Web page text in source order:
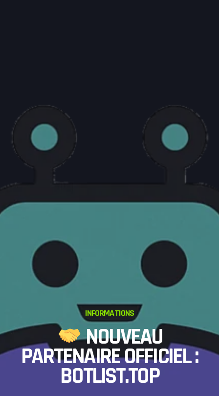
INFORMATIONS
NOUVEAU
PARTENAIRE OFFICIEL :
BOTLIST.TOP